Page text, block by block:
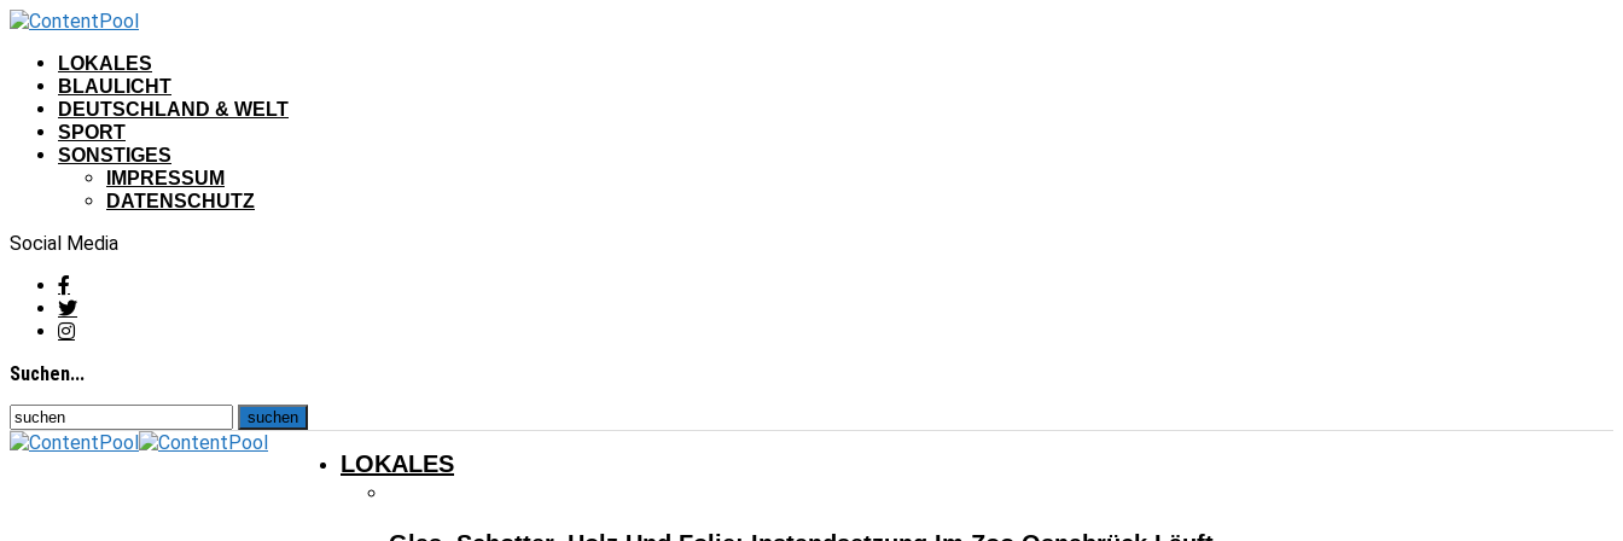
LOKALES
BLAULICHT
DEUTSCHLAND & WELT
SPORT
SONSTIGES
IMPRESSUM
DATENSCHUTZ
Social Media
Suchen...
LOKALES